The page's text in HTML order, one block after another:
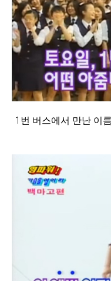
1번 버스에서 만난 이